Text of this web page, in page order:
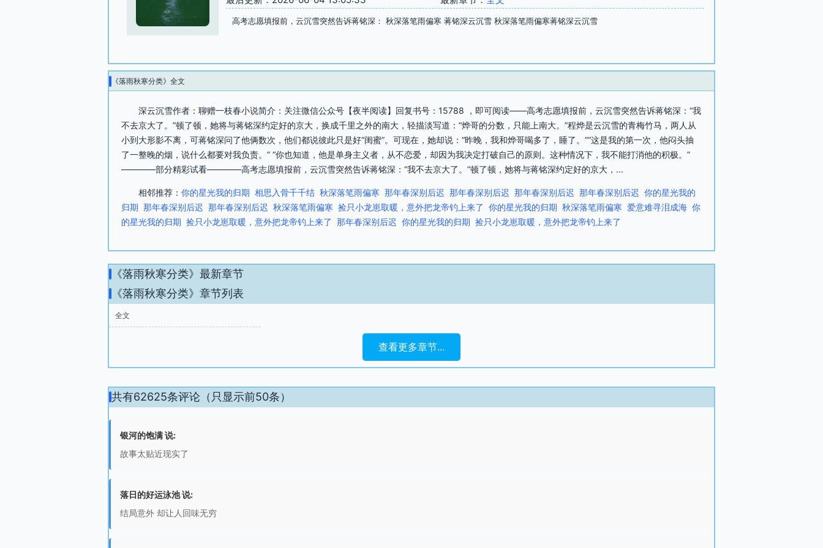
高考志愿填报前，云沉雪突然告诉蒋铭深： 秋深落笔雨偏寒 蒋铭深云沉雪 秋深落笔雨偏寒蒋铭深云沉雪
《落雨秋寒分类》全文
深云沉雪作者：聊赠一枝春小说简介：关注微信公众号【夜半阅读】回复书号：15788 ，即可阅读——高考志愿填报前，云沉雪突然告诉蒋铭深：“我
不去京大了。”顿了顿，她将与蒋铭深约定好的京大，换成千里之外的南大，轻描淡写道：“烨哥的分数，只能上南大。”程烨是云沉雪的青梅竹马，两人从
小到大形影不离，可蒋铭深问了他俩数次，他们都说彼此只是好“闺蜜”。可现在，她却说：“昨晚，我和烨哥喝多了，睡了。”“这是我的第一次，他闷头抽
了一整晚的烟，说什么都要对我负责。” “你也知道，他是单身主义者，从不恋爱，却因为我决定打破自己的原则。这种情况下，我不能打消他的积极。”
————部分精彩试看————高考志愿填报前，云沉雪突然告诉蒋铭深：“我不去京大了。”顿了顿，她将与蒋铭深约定好的京大，...
相邻推荐： 你的星光我的归期 相思入骨千千结 秋深落笔雨偏寒 那年春深别后迟 那年春深别后迟 那年春深别后迟 那年春深别后迟 你的星光我的
归期 那年春深别后迟 那年春深别后迟 秋深落笔雨偏寒 捡只小龙崽取暖，意外把龙帝钓上来了 你的星光我的归期 秋深落笔雨偏寒 爱意难寻泪成海 你
的星光我的归期 捡只小龙崽取暖，意外把龙帝钓上来了 那年春深别后迟 你的星光我的归期 捡只小龙崽取暖，意外把龙帝钓上来了
《落雨秋寒分类》最新章节
《落雨秋寒分类》章节列表
全文
查看更多章节...
共有62625条评论（只显示前50条）
银河的饱满 说:
故事太贴近现实了
落日的好运泳池 说:
结局意外 却让人回味无穷